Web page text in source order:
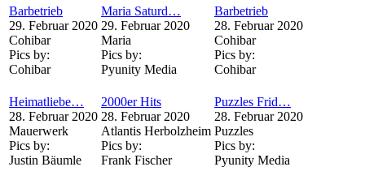
Barbetrieb
29. Februar 2020
Cohibar
Pics by:
Cohibar
Maria Saturd…
29. Februar 2020
Maria
Pics by:
Pyunity Media
Barbetrieb
28. Februar 2020
Cohibar
Pics by:
Cohibar
Heimatliebe…
28. Februar 2020
Mauerwerk
Pics by:
Justin Bäumle
2000er Hits
28. Februar 2020
Atlantis Herbolzheim
Pics by:
Frank Fischer
Puzzles Frid…
28. Februar 2020
Puzzles
Pics by:
Pyunity Media